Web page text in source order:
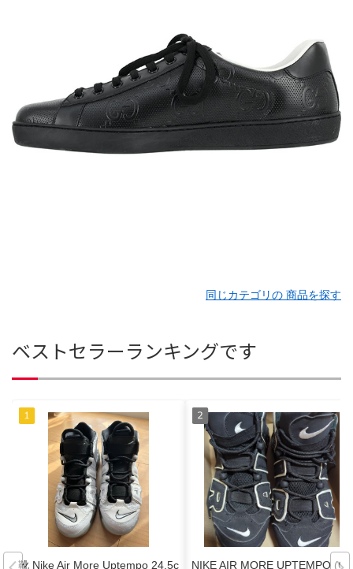
同じカテゴリの 商品を探す
ベストセラーランキングです
靴 Nike Air More Uptempo 24.5c NIKE AIR MORE UPTEMPO (G